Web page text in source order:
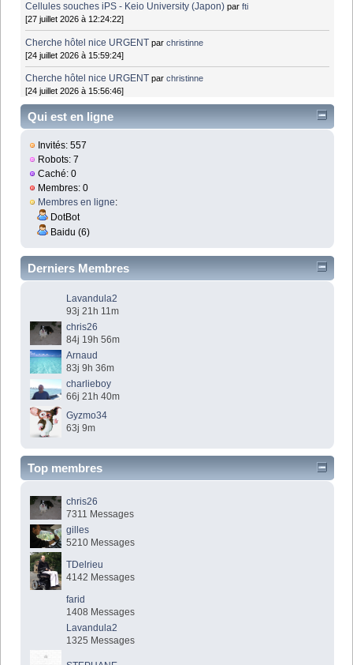
Cellules souches iPS - Keio University (Japon) parfti
[27 juillet 2026 à 12:24:22]
Cherche hôtel nice URGENT parchristinne
[24 juillet 2026 à 15:59:24]
Cherche hôtel nice URGENT parchristinne
[24 juillet 2026 à 15:56:46]
Qui est en ligne
Invités: 557
Robots: 7
Caché: 0
Membres: 0
Membres en ligne:
DotBot
Baidu (6)
Derniers Membres
Lavandula2
93j 21h 11m
chris26
84j 19h 56m
Arnaud
83j 9h 36m
charlieboy
66j 21h 40m
Gyzmo34
63j 9m
Top membres
chris26
7311 Messages
gilles
5210 Messages
TDelrieu
4142 Messages
farid
1408 Messages
Lavandula2
1325 Messages